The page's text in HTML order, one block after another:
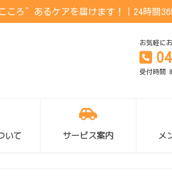
ろ”あるケアを届けます！｜24時間
お気軽に
受付時間
いて サービス案内 メ